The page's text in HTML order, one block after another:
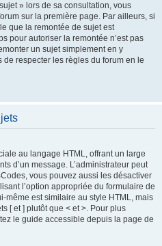
» lors de sa consultation, vous
sur la première page. Par ailleurs, si
que la remontée de sujet est
pour autoriser la remontée n’est pas
un sujet simplement en y
respecter les règles du forum en le
au langage HTML, offrant un large
d’un message. L’administrateur peut
vous pouvez aussi les désactiver
l’option appropriée du formulaire de
même est similaire au style HTML, mais
[ et ] plutôt que < et >. Pour plus
le guide accessible depuis la page de